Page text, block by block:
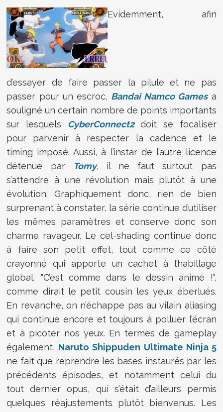
Evidemment, afin
d’essayer de faire passer la pilule et ne pas
passer pour un escroc, Bandai Namco Gamesa
souligné un certain nombre de points importants
sur lesquels
CyberConnect2doit se focaliser
pour parvenir à respecter la cadence et le
timing imposé. Aussi, à l’instar de l’autre licence
détenue par
Tomy, il ne faut surtout pas
s’attendre à une révolution mais plutôt à une
évolution. Graphiquement donc, rien de bien
surprenant à constater, la série continue d’utiliser
les mêmes paramètres et conserve donc son
charme ravageur. Le cel-shading continue donc
à faire son petit effet, tout comme ce côté
crayonné qui apporte un cachet à l’habillage
global. "C’est comme dans le dessin animé !",
comme dirait le petit cousin les yeux éberlués.
En revanche, on n’échappe pas au vilain aliasing
qui continue encore et toujours à polluer l’écran
et à picoter nos yeux. En termes de gameplay
également, Naruto Shippuden Ultimate Ninja 5
ne fait que reprendre les bases instaurés par les
précédents épisodes, et notamment celui du
tout dernier opus, qui s’était d’ailleurs permis
quelques réajustements plutôt bienvenus. Les